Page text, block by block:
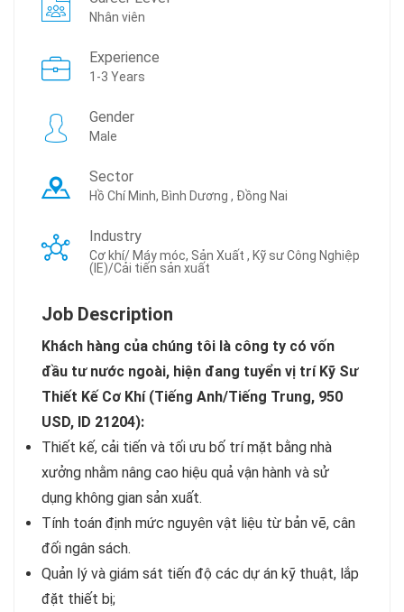
Nhân viên
Experience
1-3 Years
Gender
Male
Sector
Hồ Chí Minh, Bình Dương , Đồng Nai
Industry
Cơ khí/ Máy móc, Sản Xuất , Kỹ sư Công Nghiệp
(IE)/Cải tiến sản xuất
Job Description
Khách hàng của chúng tôi là công ty có vốn
đầu tư nước ngoài, hiện đang tuyển vị trí Kỹ Sư
Thiết Kế Cơ Khí (Tiếng Anh/Tiếng Trung, 950
USD, ID 21204):
Thiết kế, cải tiến và tối ưu bố trí mặt bằng nhà
xưởng nhằm nâng cao hiệu quả vận hành và sử
dụng không gian sản xuất.
Tính toán định mức nguyên vật liệu từ bản vẽ, cân
đối ngân sách.
Quản lý và giám sát tiến độ các dự án kỹ thuật, lắp
đặt thiết bị;